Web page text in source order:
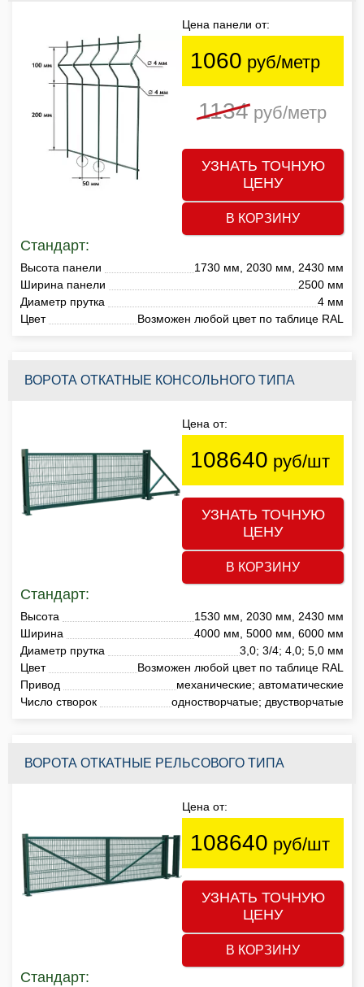
Цена панели от:
1060 руб/метр
1134руб/метр
УЗНАТЬ ТОЧНУЮ
ЦЕНУ
В КОРЗИНУ
Стандарт:
Высота панели
1730 мм, 2030 мм, 2430 мм
Ширина панели
2500 мм
Диаметр прутка
4 мм
Цвет
Возможен любой цвет по таблице RAL
ВОРОТА ОТКАТНЫЕ КОНСОЛЬНОГО ТИПА
Цена от:
108640 руб/шт
УЗНАТЬ ТОЧНУЮ
ЦЕНУ
В КОРЗИНУ
Стандарт:
Высота
1530 мм, 2030 мм, 2430 мм
Ширина
4000 мм, 5000 мм, 6000 мм
Диаметр прутка
3,0; 3/4; 4,0; 5,0 мм
Цвет
Возможен любой цвет по таблице RAL
Привод
механические; автоматические
Число створок
одностворчатые; двустворчатые
ВОРОТА ОТКАТНЫЕ РЕЛЬСОВОГО ТИПА
Цена от:
108640 руб/шт
УЗНАТЬ ТОЧНУЮ
ЦЕНУ
В КОРЗИНУ
Стандарт: